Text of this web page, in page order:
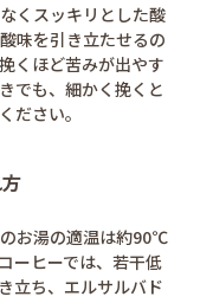
くスッキリとした酸
味を引き立たせるの
くほど苦みが出やす
でも、細かく挽くと
ださい。
お湯の適温は約90℃
ーヒーでは、若干低
立ち、エルサルバド